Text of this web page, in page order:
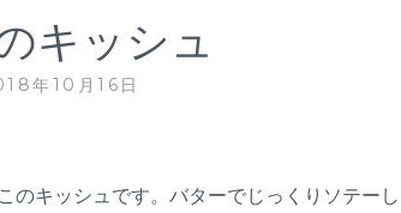
キッシュ
年10月16日
のキッシュです。バターでじっくりソテーし